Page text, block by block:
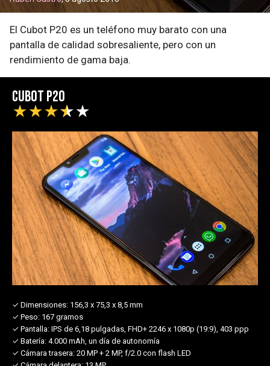
El Cubot P20 es un teléfono muy barato con una
pantalla de calidad sobresaliente, pero con un
rendimiento de gama baja.
Cubot P20
★★★★★
✓ Dimensiones: 156,3 x 75,3 x 8,5 mm
✓ Peso: 167 gramos
✓ Pantalla: IPS de 6,18 pulgadas, FHD+ 2246 x 1080p (19:9), 403 ppp
✓ Batería: 4.000 mAh, un día de autonomía
✓ Cámara trasera: 20 MP + 2 MP, f/2.0 con flash LED